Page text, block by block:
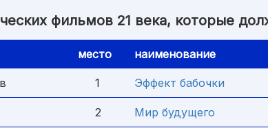
фильмов 21 века, которые
место наименование
1 Эффект бабочки
2 Мир будущего